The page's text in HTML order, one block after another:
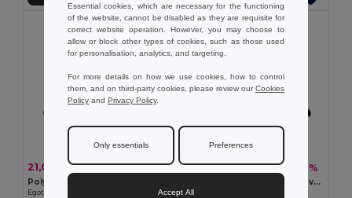
21,03 kč33,28 kč -37%
Polyester panama
Egotier 99453
80,43 kč167,79 kč -52%
TEKAPO Šestipanelová kšiltovka
GiftRetail MO9643
Essential cookies, which are necessary for the functioning
of the website, cannot be disabled as they are requisite for
correct website operation. However, you may choose to
allow or block other types of cookies, such as those used
for personalisation, analytics, and targeting.
For more details on how we use cookies, how to control
them, and on third-party cookies, please review ourCookies
Policy and Privacy Policy.
Only essentials Preferences
Accept All